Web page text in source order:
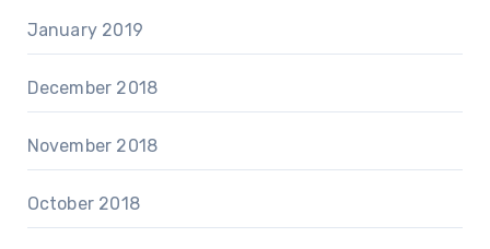
January 2019
December 2018
November 2018
October 2018